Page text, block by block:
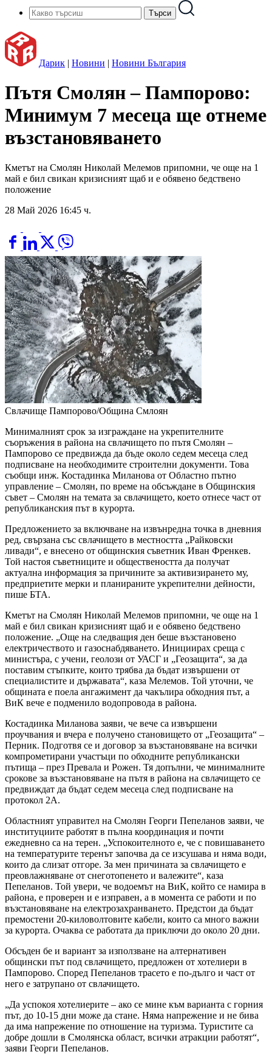
Дарик | Новини | Новини България
Пътя Смолян – Пампорово:
Минимум 7 месеца ще отнеме
възстановяването
Кметът на Смолян Николай Мелемов припомни, че още на 1
май е бил свикан кризисният щаб и е обявено бедствено
положение
28 Май 2026 16:45 ч.
Свлачище Пампорово/Община Смлоян
Минималният срок за изграждане на укрепителните
съоръжения в района на свлачището по пътя Смолян –
Пампорово се предвижда да бъде около седем месеца след
подписване на необходимите строителни документи. Това
съобщи инж. Костадинка Миланова от Областно пътно
управление – Смолян, по време на обсъждане в Общинския
съвет – Смолян на темата за свлачището, което отнесе част от
републиканския път в курорта.
Предложението за включване на извънредна точка в дневния
ред, свързана със свлачището в местността „Райковски
ливади“, е внесено от общинския съветник Иван Френкев.
Той настоя съветниците и обществеността да получат
актуална информация за причините за активизирането му,
предприетите мерки и планираните укрепителни дейности,
пише БТА.
Кметът на Смолян Николай Мелемов припомни, че още на 1
май е бил свикан кризисният щаб и е обявено бедствено
положение. „Още на следващия ден беше възстановено
електричеството и газоснабдяването. Инициирах среща с
министъра, с учени, геолози от УАСГ и „Геозащита“, за да
поставим стъпките, които трябва да бъдат извършени от
специалистите и държавата“, каза Мелемов. Той уточни, че
общината е поела ангажимент да чакълира обходния път, а
ВиК вече е подменило водопровода в района.
Костадинка Миланова заяви, че вече са извършени
проучвания и вчера е получено становището от „Геозащита“ –
Перник. Подготвя се и договор за възстановяване на всички
компрометирани участъци по обходните републикански
пътища – през Превала и Рожен. Тя допълни, че минималните
срокове за възстановяване на пътя в района на свлачището се
предвиждат да бъдат седем месеца след подписване на
протокол 2А.
Областният управител на Смолян Георги Пепеланов заяви, че
институциите работят в пълна координация и почти
ежедневно са на терен. „Успокоителното е, че с повишаването
на температурите теренът започва да се изсушава и няма води,
които да слизат отгоре. За мен причината за свлачището е
преовлажняване от снеготопенето и валежите“, каза
Пепеланов. Той увери, че водоемът на ВиК, който се намира в
района, е проверен и е изправен, а в момента се работи и по
възстановяване на електрозахранването. Предстои да бъдат
премостени 20-киловолтовите кабели, които са много важни
за курорта. Очаква се работата да приключи до около 20 дни.
Обсъден бе и вариант за използване на алтернативен
общински път под свлачището, предложен от хотелиери в
Пампорово. Според Пепеланов трасето е по-дълго и част от
него е затрупано от свлачището.
„Да успокоя хотелиерите – ако се мине към варианта с горния
път, до 10-15 дни може да стане. Няма напрежение и не бива
да има напрежение по отношение на туризма. Туристите са
добре дошли в Смолянска област, всички атракции работят“,
заяви Георги Пепеланов.